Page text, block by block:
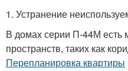
1. Устранение
В домах серии П-44М есть
пространств, таких как
Перепланировка квартиры